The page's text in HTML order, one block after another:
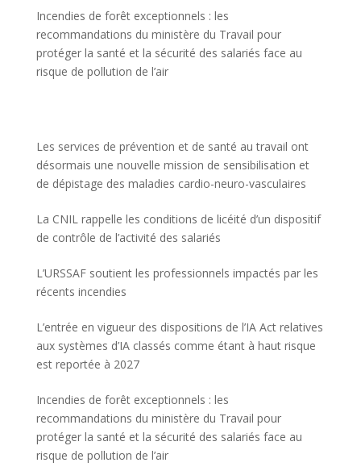
Incendies de forêt exceptionnels : les
recommandations du ministère du Travail pour
protéger la santé et la sécurité des salariés face au
risque de pollution de l’air
Les services de prévention et de santé au travail ont
désormais une nouvelle mission de sensibilisation et
de dépistage des maladies cardio-neuro-vasculaires
La CNIL rappelle les conditions de licéité d’un dispositif
de contrôle de l’activité des salariés
L’URSSAF soutient les professionnels impactés par les
récents incendies
L’entrée en vigueur des dispositions de l’IA Act relatives
aux systèmes d’IA classés comme étant à haut risque
est reportée à 2027
Incendies de forêt exceptionnels : les
recommandations du ministère du Travail pour
protéger la santé et la sécurité des salariés face au
risque de pollution de l’air